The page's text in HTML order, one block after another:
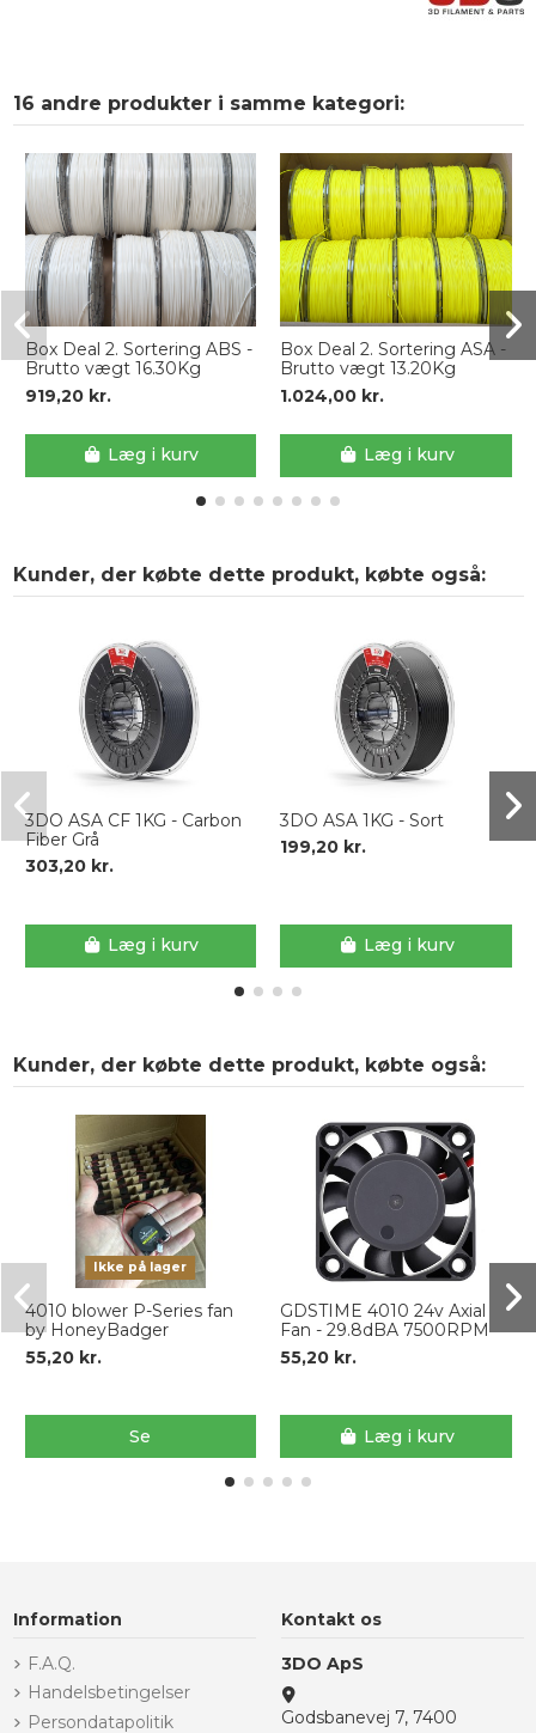
16 andre produkter i samme kategori:
Box Deal 2. Sortering ABS -
Brutto vægt 16.30Kg
919,20 kr.
Læg i kurv
Box Deal 2. Sortering ASA -
Brutto vægt 13.20Kg
1.024,00 kr.
Læg i kurv
Kunder, der købte dette produkt, købte også:
3DO ASA CF 1KG - Carbon
Fiber Grå
303,20 kr.
Læg i kurv
3DO ASA 1KG - Sort
199,20 kr.
Læg i kurv
Kunder, der købte dette produkt, købte også:
Ikke på lager
4010 blower P-Series fan
by HoneyBadger
55,20 kr.
Se
GDSTIME 4010 24v Axial
Fan - 29.8dBA 7500RPM
55,20 kr.
Læg i kurv
Information
F.A.Q.
Handelsbetingelser
Persondatapolitik
Kontakt os
3DO ApS
Godsbanevej 7, 7400